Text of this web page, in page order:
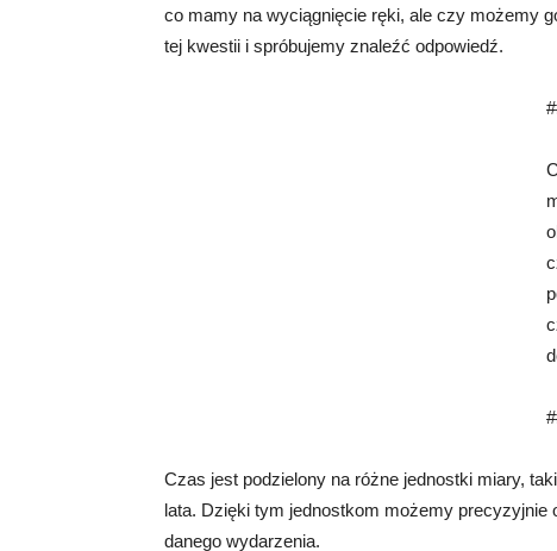
co mamy na wyciągnięcie ręki, ale czy możemy
tej kwestii i spróbujemy znaleźć odpowiedź.
Czas jest podzielony na różne jednostki miary,
lata. Dzięki tym jednostkom możemy precyzyjnie
danego wydarzenia.